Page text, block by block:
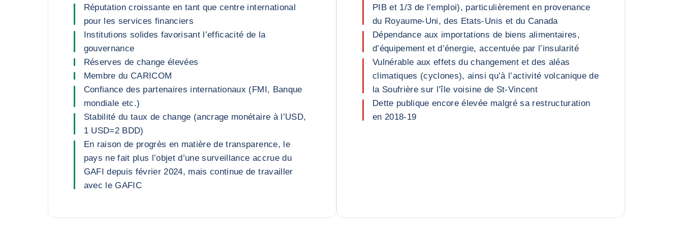
Réputation croissante en tant que centre international
pour les services financiers
Institutions solides favorisant l’efficacité de la
gouvernance
Réserves de change élevées
Membre du CARICOM
Confiance des partenaires internationaux (FMI, Banque
mondiale etc.)
Stabilité du taux de change (ancrage monétaire à l’USD,
1 USD=2 BDD)
En raison de progrès en matière de transparence, le
pays ne fait plus l’objet d’une surveillance accrue du
GAFI depuis février 2024, mais continue de travailler
avec le GAFIC
PIB et 1/3 de l’emploi), particulièrement en provenance
du Royaume-Uni, des Etats-Unis et du Canada
Dépendance aux importations de biens alimentaires,
d’équipement et d’énergie, accentuée par l’insularité
Vulnérable aux effets du changement et des aléas
climatiques (cyclones), ainsi qu’à l’activité volcanique de
la Soufrière sur l’île voisine de St-Vincent
Dette publique encore élevée malgré sa restructuration
en 2018-19